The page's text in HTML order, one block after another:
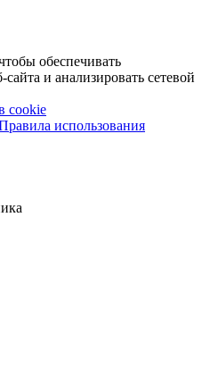
обеспечивать
и анализировать сетевой
cookie
использования